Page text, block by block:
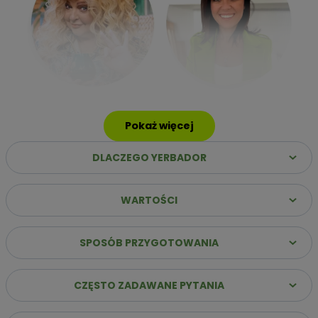
Dlaczego warto wybrać Yerbador Premium?
✔️
Najwyższa jakość suszu – Same liście (sin palo)
poddane starannemu procesowi leżakowania, co
Pokaż więcej
DLACZEGO YERBADOR
WARTOŚCI
SPOSÓB PRZYGOTOWANIA
CZĘSTO ZADAWANE PYTANIA